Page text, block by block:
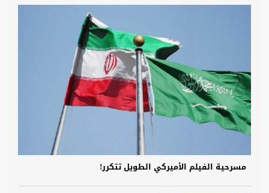
مسرحية الفيلم الأميركي الطويل تتكرر!